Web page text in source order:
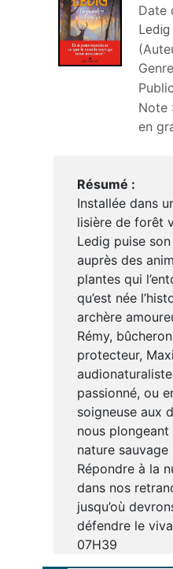
Date
Ledig
Note :
en
Résumé :
Installée dans
lisière de forêt
Ledig puise
auprès des
plantes qui
qu’est née
archère
Rémy,
protecteur,
passionné, ou
soigneuse aux
nous
nature sauvage
Répondre à la
dans nos
jusqu’où
défendre le
07H39